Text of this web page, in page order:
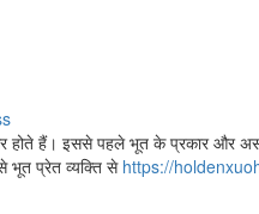
होते हैं। इससे पहले भूत के प्रकार और
भूत प्रेत व्यक्ति से https://